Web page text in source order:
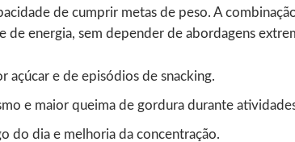
de cumprir metas de peso. A
energia, sem depender de abordagens
açúcar e de episódios de snacking.
e maior queima de gordura durante
do dia e melhoria da concentração.